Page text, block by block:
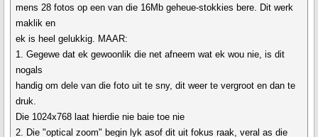
mens 28 fotos op een van die 16Mb geheue-stokkies bere. Dit werk
maklik en
ek is heel gelukkig. MAAR:
1. Gegewe dat ek gewoonlik die net afneem wat ek wou nie, is dit
nogals
handig om dele van die foto uit te sny, dit weer te vergroot en dan te
druk.
Die 1024x768 laat hierdie nie baie toe nie
2. Die "optical zoom" begin lyk asof dit uit fokus raak, veral as die